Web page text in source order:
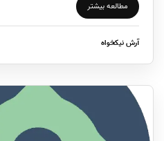
مطالعه بیشتر
آرش نیکخواه